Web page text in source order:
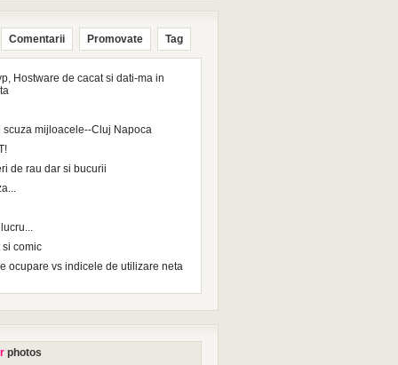
Comentarii Promovate Tag
Hostware de cacat si dati-ma in
scuza mijloacele--Cluj Napoca
de rau dar si bucurii
si comic
ocupare vs indicele de utilizare neta
r photos